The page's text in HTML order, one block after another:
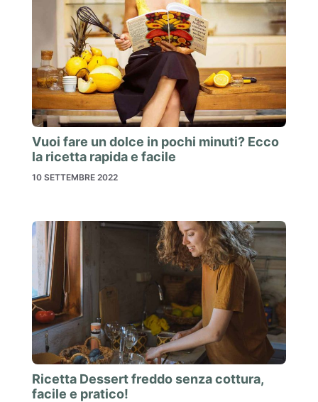
Vuoi fare un dolce in pochi minuti? Ecco
la ricetta rapida e facile
10 SETTEMBRE 2022
Ricetta Dessert freddo senza cottura,
facile e pratico!